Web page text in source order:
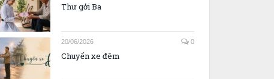
Thư gởi Ba
20/06/2026 0
Chuyến xe đêm